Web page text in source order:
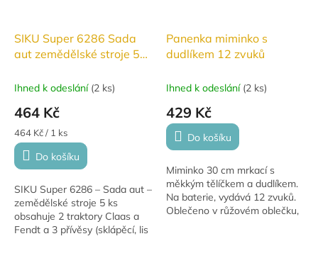
SIKU Super 6286 Sada
aut zemědělské stroje 5
Ihned k odeslání (2 ks)
464 Kč
Měrná
cena:
464 Kč / 1 ks
Do košíku
SIKU Super 6286 – Sada aut –
zemědělské stroje 5 ks
obsahuje 2 traktory Claas a
Fendt a 3 přívěsy (sklápěcí, lis
Panenka miminko s
dudlíkem 12 zvuků
Ihned k odeslání (2 ks)
429 Kč
Do košíku
Miminko 30 cm mrkací s
měkkým tělíčkem a dudlíkem.
Na baterie, vydává 12 zvuků.
Oblečeno v růžovém oblečku,